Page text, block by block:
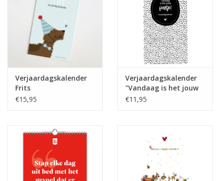
Sieraden
Hebbedingen
Thee, Koffie & wat Lekkers
Wenskaarten
Brievenbus Kadootjes
Kadobonnen
Verjaardagskalender
Frits
€15,95
Verjaardagskalender
"Vandaag is het jouw
feestje!" - Zoedt
€11,95